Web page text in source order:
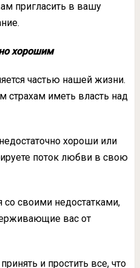
пригласить в вашу
хорошим
частью нашей жизни.
страхам иметь власть над
хороши или
поток любви в свою
своими недостатками,
вас от
и простить все, что